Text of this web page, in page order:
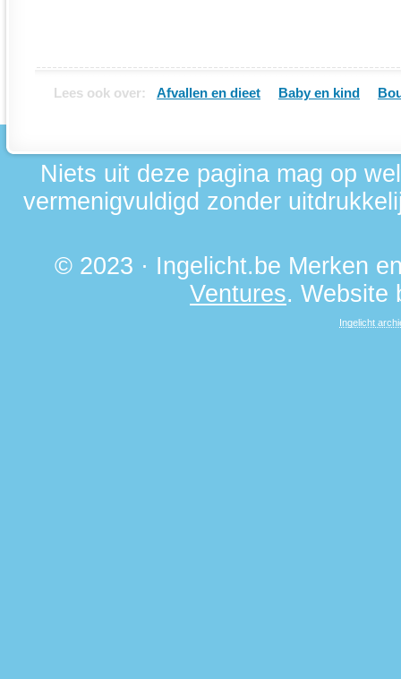
Lees ook over: Afvallen en dieet Baby en kind
Niets uit deze pagina mag op
vermenigvuldigd zonder
© 2023 · Ingelicht.be Merken
Ventures. Website
Ingelicht